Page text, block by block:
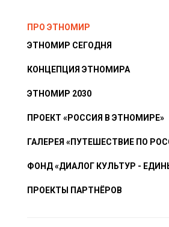
ПРО ЭТНОМИР
ЭТНОМИР СЕГОДНЯ
КОНЦЕПЦИЯ ЭТНОМИРА
ЭТНОМИР 2030
ПРОЕКТ «РОССИЯ В ЭТНОМИРЕ»
ГАЛЕРЕЯ «ПУТЕШЕСТВИЕ ПО
ФОНД «ДИАЛОГ КУЛЬТУР -
ПРОЕКТЫ ПАРТНЁРОВ